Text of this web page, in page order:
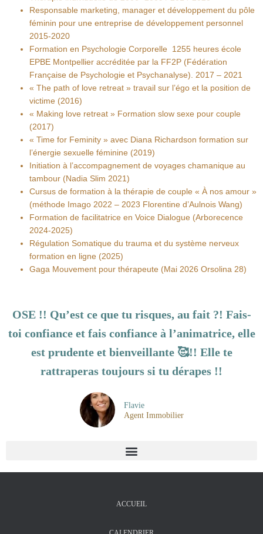
Responsable marketing, manager et développement du pôle
féminin pour une entreprise de développement personnel
2015-2020
Formation en Psychologie Corporelle 1255 heures école
EPBE Montpellier accréditée par la FF2P (Fédération
Française de Psychologie et Psychanalyse). 2017 – 2021
« The path of love retreat » travail sur l’égo et la position de
victime (2016)
« Making love retreat » Formation slow sexe pour couple
(2017)
« Time for Feminity » avec Diana Richardson formation sur
l’énergie sexuelle féminine (2019)
Initiation à l’accompagnement de voyages chamanique au
tambour (Nadia Slim 2021)
Cursus de formation à la thérapie de couple « À nos amour »
(méthode Imago 2022 – 2023 Florentine d’Aulnois Wang)
Formation de facilitatrice en Voice Dialogue (Arborecence
2024-2025)
Régulation Somatique du trauma et du système nerveux
formation en ligne (2025)
Gaga Mouvement pour thérapeute (Mai 2026 Orsolina 28)
OSE !! Qu’est ce que tu risques, au fait ?! Fais-
toi confiance et fais confiance à l’animatrice, elle
est prudente et bienveillante 🥰!! Elle te
rattraperas toujours si tu dérapes !!
Flavie
Agent Immobilier
ACCUEIL